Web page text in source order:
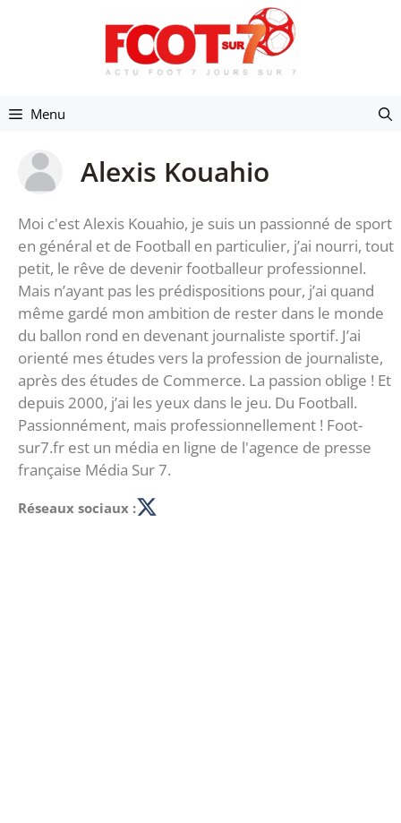
Menu
Alexis Kouahio
Moi c'est Alexis Kouahio, je suis un passionné de sport
en général et de Football en particulier, j’ai nourri, tout
petit, le rêve de devenir footballeur professionnel.
Mais n’ayant pas les prédispositions pour, j’ai quand
même gardé mon ambition de rester dans le monde
du ballon rond en devenant journaliste sportif. J’ai
orienté mes études vers la profession de journaliste,
après des études de Commerce. La passion oblige ! Et
depuis 2000, j’ai les yeux dans le jeu. Du Football.
Passionnément, mais professionnellement ! Foot-
sur7.fr est un média en ligne de l'agence de presse
française Média Sur 7.
Réseaux sociaux :